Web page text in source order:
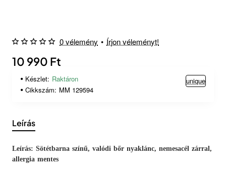
0 vélemény • Írjon véleményt!
10 990 Ft
Készlet: Raktáron
Cikkszám: MM 129594
unique
Leírás
Leírás: Sötétbarna színű, valódi bőr nyaklánc, nemesacél zárral,
allergia mentes